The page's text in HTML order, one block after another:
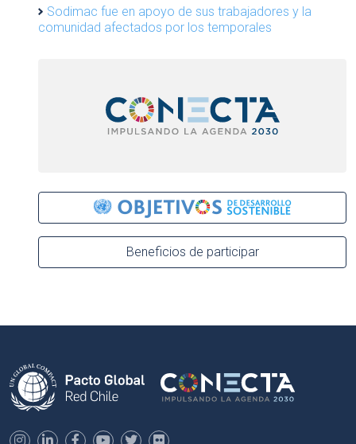
Sodimac fue en apoyo de sus trabajadores y la
comunidad afectados por los temporales
Beneficios de participar